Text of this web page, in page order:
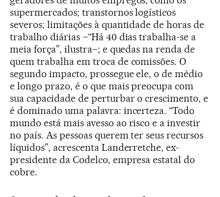
supermercados; transtornos logísticos
severos; limitações à quantidade de horas de
trabalho diárias –“Há 40 dias trabalha-se a
meia força”, ilustra–; e quedas na renda de
quem trabalha em troca de comissões. O
segundo impacto, prossegue ele, o de médio
e longo prazo, é o que mais preocupa com
sua capacidade de perturbar o crescimento, e
é dominado uma palavra: incerteza. “Todo
mundo está mais avesso ao risco e a investir
no país. As pessoas querem ter seus recursos
líquidos”, acrescenta Landerretche, ex-
presidente da Codelco, empresa estatal do
cobre.